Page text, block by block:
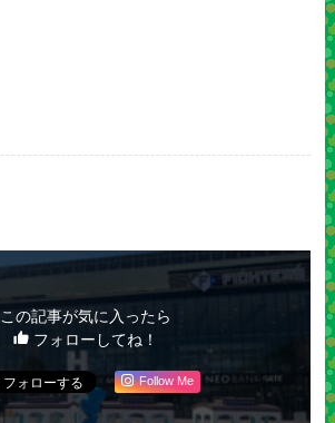
この記事が気に入ったら
フォローしてね！
Follow Me